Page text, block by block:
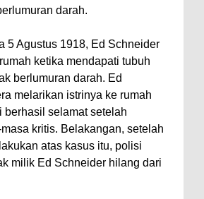
darah.
5 Agustus 1918, Ed Schneider
ketika mendapati tubuh
berlumuran darah. Ed
melarikan istrinya ke rumah
berhasil selamat setelah
kritis. Belakangan, setelah
atas kasus itu, polisi
milik Ed Schneider hilang dari